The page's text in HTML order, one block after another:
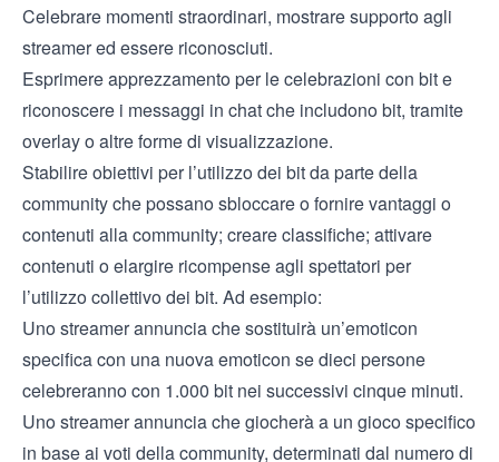
Celebrare momenti straordinari, mostrare supporto agli
streamer ed essere riconosciuti.
Esprimere apprezzamento per le celebrazioni con bit e
riconoscere i messaggi in chat che includono bit, tramite
overlay o altre forme di visualizzazione.
Stabilire obiettivi per l’utilizzo dei bit da parte della
community che possano sbloccare o fornire vantaggi o
contenuti alla community; creare classifiche; attivare
contenuti o elargire ricompense agli spettatori per
l’utilizzo collettivo dei bit. Ad esempio:
Uno streamer annuncia che sostituirà un’emoticon
specifica con una nuova emoticon se dieci persone
celebreranno con 1.000 bit nei successivi cinque minuti.
Uno streamer annuncia che giocherà a un gioco specifico
in base ai voti della community, determinati dal numero di